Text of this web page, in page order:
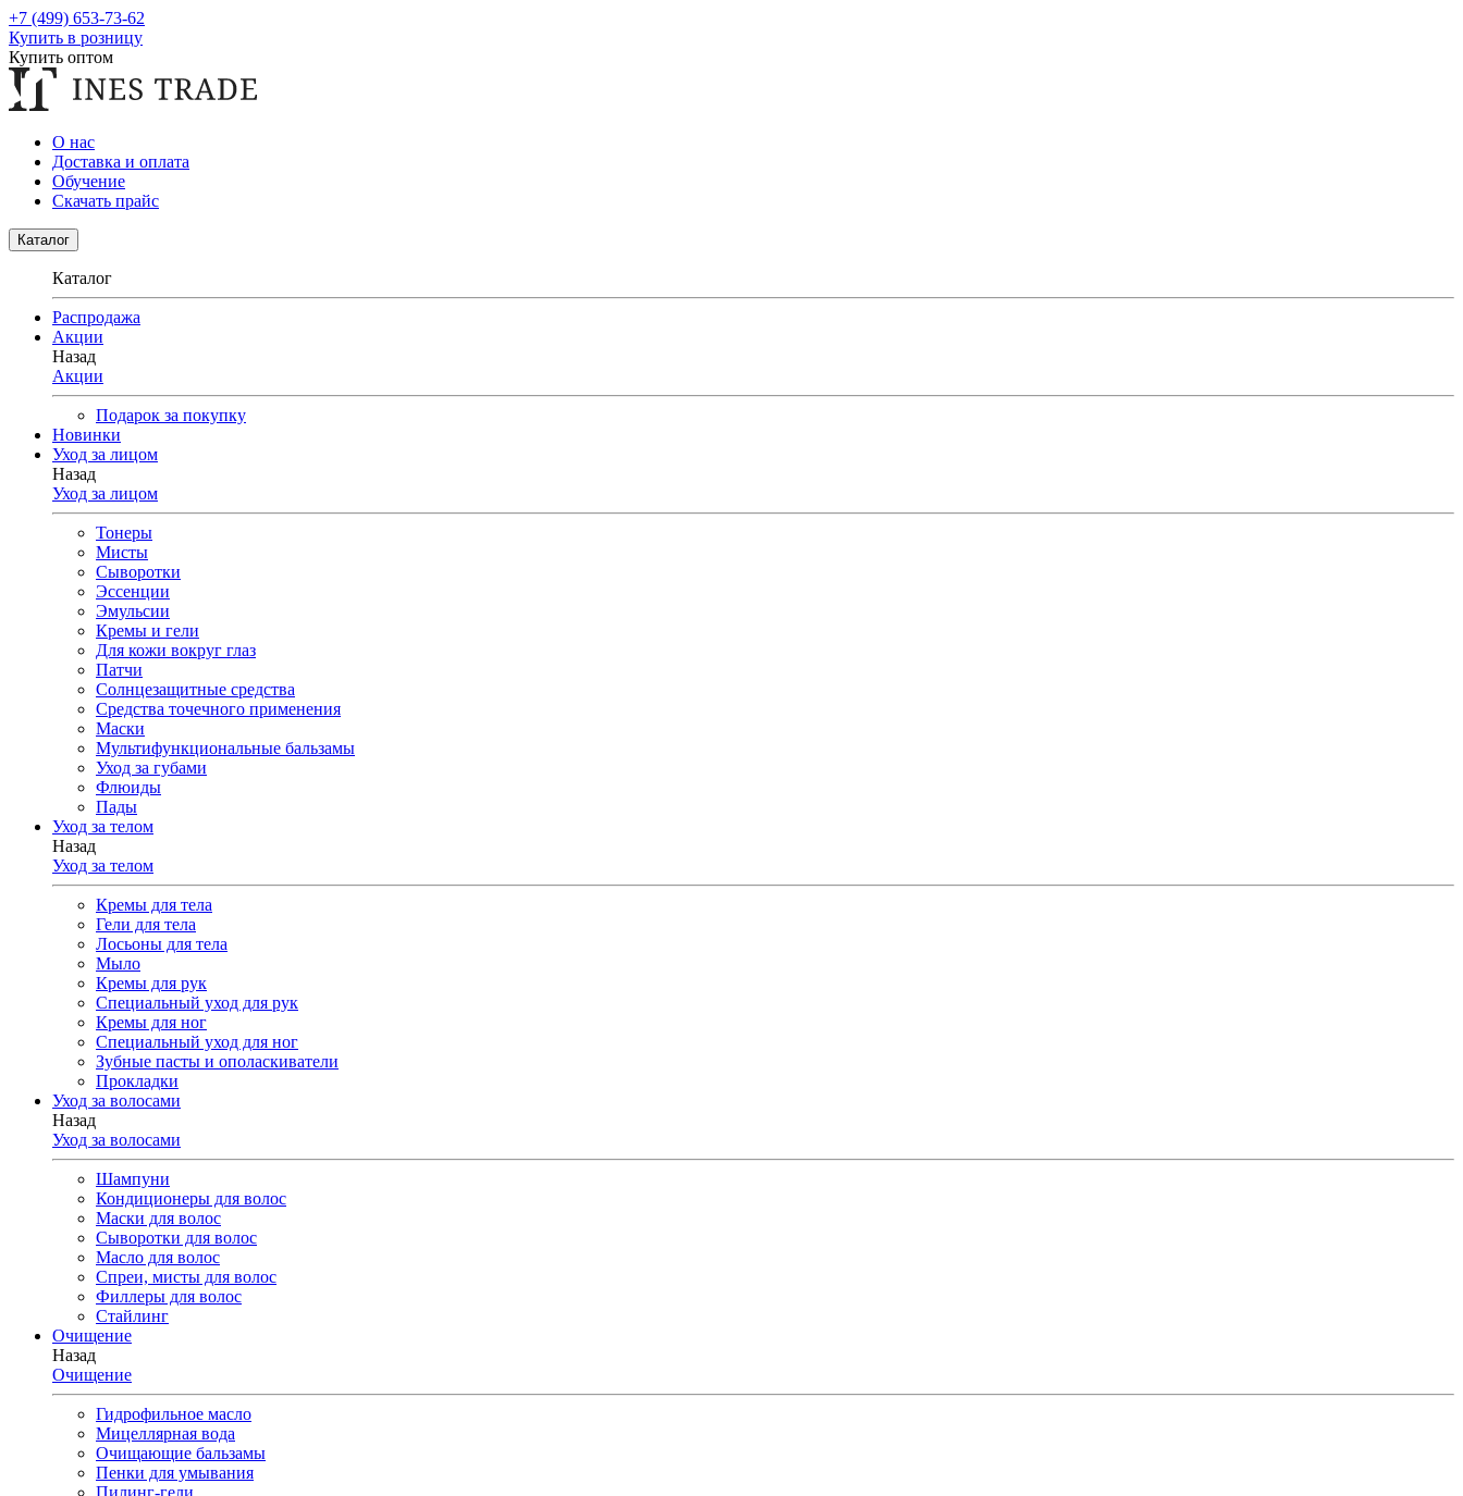
+7 (499) 653-73-62
Купить в розницу
Купить оптом
О нас
Доставка и оплата
Обучение
Скачать прайс
Каталог
Каталог
Распродажа
Акции
Назад
Акции
Подарок за покупку
Новинки
Уход за лицом
Назад
Уход за лицом
Тонеры
Мисты
Сыворотки
Эссенции
Эмульсии
Кремы и гели
Для кожи вокруг глаз
Патчи
Солнцезащитные средства
Средства точечного применения
Маски
Мультифункциональные бальзамы
Уход за губами
Флюиды
Пады
Уход за телом
Назад
Уход за телом
Кремы для тела
Гели для тела
Лосьоны для тела
Мыло
Кремы для рук
Специальный уход для рук
Кремы для ног
Специальный уход для ног
Зубные пасты и ополаскиватели
Прокладки
Уход за волосами
Назад
Уход за волосами
Шампуни
Кондиционеры для волос
Маски для волос
Сыворотки для волос
Масло для волос
Спреи, мисты для волос
Филлеры для волос
Стайлинг
Очищение
Назад
Очищение
Гидрофильное масло
Мицеллярная вода
Очищающие бальзамы
Пенки для умывания
Пилинг-гели